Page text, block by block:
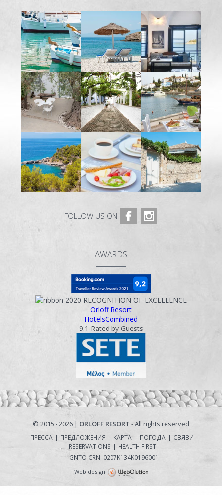
FOLLOW US ON
AWARDS
2020 RECOGNITION OF EXCELLENCE
Orloff Resort
HotelsCombined
9.1 Rated by Guests
© 2015 - 2026 | ORLOFF RESORT - All rights reserved
ПРЕССА ПРЕДЛОЖЕНИЯ КАРТА ПОГОДА
СВЯЗИ
RESERVATIONS
HEALTH FIRST
GNTO CRN: 0207Κ134Κ0196001
Web design